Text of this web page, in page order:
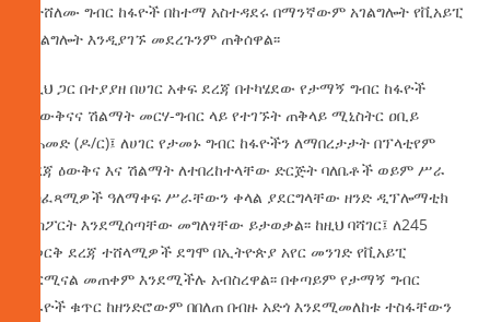
ለተሸለሙ ግብር ከፋዮች በከተማ አስተዳደሩ በማንኛውም አገልግሎት የቪአይፒ
አገልግሎት እንዲያገኙ መደረጉንም ጠቅሰዋል፡፡
ከዚህ ጋር በተያያዘ በሀገር አቀፍ ደረጃ በተካሄደው የታማኝ ግብር ከፋዮች
የዕውቅናና ሽልማት መርሃ-ግብር ላይ የተገኙት ጠቅላይ ሚኒስትር ዐቢይ
አሕመድ (ዶ/ር)፤ ለሀገር የታመኑ ግብር ከፋዮችን ለማበረታታት በፕላቲየም
ደረጃ ዕውቅና እና ሽልማት ለተበረከተላቸው ድርጅት ባለቤቶች ወይም ሥራ
አስፈጻሚዎች ዓለማቀፍ ሥራቸውን ቀላል ያደርግላቸው ዘንድ ዲፕሎማቲክ
ፓስፖርት እንደሚሰጣቸው መግለፃቸው ይታወቃል፡፡ ከዚህ ባሻገር፤ ለ245
በወርቅ ደረጃ ተሸላሚዎች ደግሞ በኢትዮጵያ አየር መንገድ የቪአይፒ
ተርሚናል መጠቀም እንደሚችሉ አብስረዋል፡፡ በቀጣይም የታማኝ ግብር
ከፋዮች ቁጥር ከዘንድሮውም በበለጠ በብዙ አድጎ እንደሚመለከቱ ተስፋቸውን